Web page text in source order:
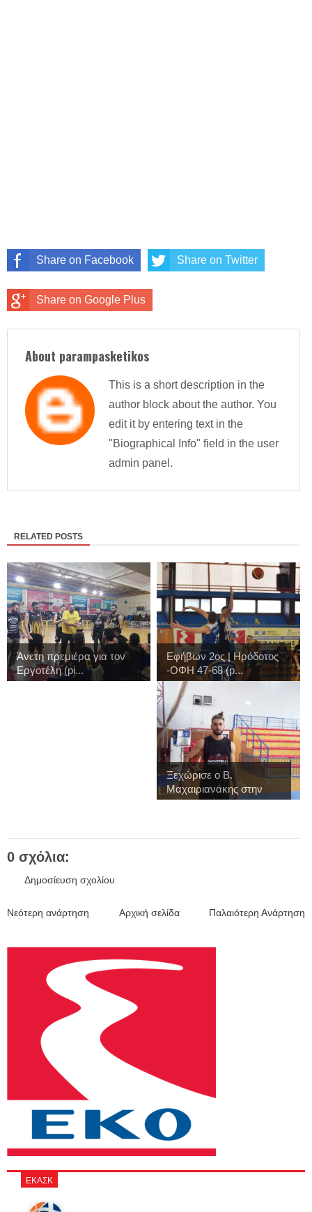
Share on Facebook Share on Twitter
Share on Google Plus
About parampasketikos
This is a short description in the
author block about the author. You
edit it by entering text in the
"Biographical Info" field in the user
admin panel.
RELATED POSTS
Άνετη πρεμιέρα για τον
Εργοτέλη (pi...
Εφήβων 2ος | Ηρόδοτος
-ΟΦΗ 47-68 (p...
Ξεχώρισε ο Β.
Μαχαιριανάκης στην
πρ...
0 σχόλια:
Δημοσίευση σχολίου
Νεότερη ανάρτηση Παλαιότερη Ανάρτηση
Αρχική σελίδα
ΕΚΑΣΚ